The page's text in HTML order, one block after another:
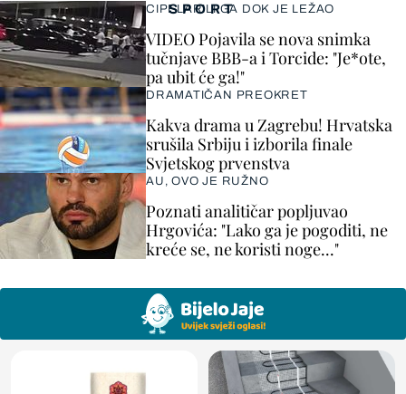
SPORT
CIPELARILI GA DOK JE LEŽAO
VIDEO Pojavila se nova snimka
tučnjave BBB-a i Torcide: "Je*ote,
pa ubit će ga!"
DRAMATIČAN PREOKRET
Kakva drama u Zagrebu! Hrvatska
srušila Srbiju i izborila finale
Svjetskog prvenstva
AU, OVO JE RUŽNO
Poznati analitičar popljuvao
Hrgovića: "Lako ga je pogoditi, ne
kreće se, ne koristi noge..."